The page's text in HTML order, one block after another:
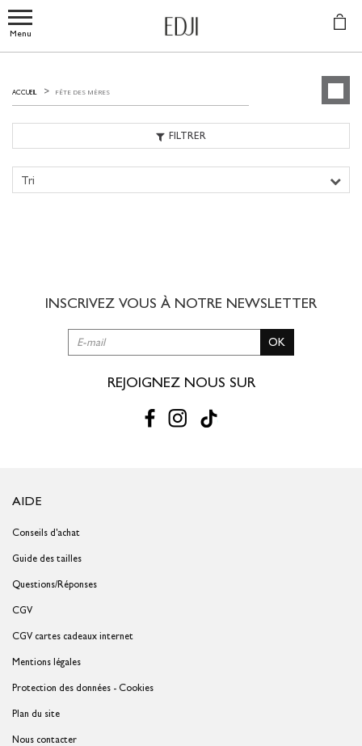
Menu
FILTRER
ACCUEIL FÊTE DES MÈRES
Tri
INSCRIVEZ VOUS À NOTRE NEWSLETTER
OK
REJOIGNEZ NOUS SUR
AIDE
Conseils d'achat
Guide des tailles
Questions/Réponses
CGV
CGV cartes cadeaux internet
Mentions légales
Protection des données - Cookies
Plan du site
Nous contacter